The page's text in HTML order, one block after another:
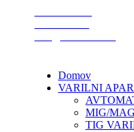
Domov
VARILNI
MIG/
TIG